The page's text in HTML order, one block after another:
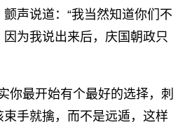
声说道：“我当然知道你们不
为我说出来后，庆国朝政只
你最开始有个最好的选择，刺
手就擒，而不是远遁，这样